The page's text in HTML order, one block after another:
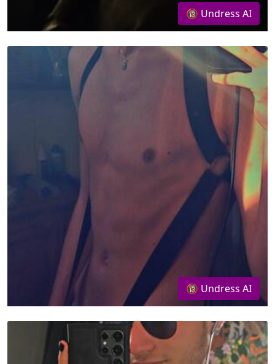
🔞 Undress AI
🔞 Undress AI